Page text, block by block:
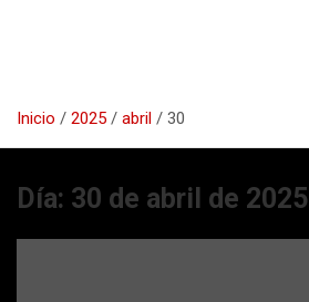
Inicio 2025 abril 30
Día: 30 de abril de 2025